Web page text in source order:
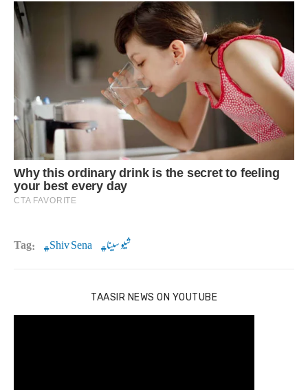
Tag: Shiv Sena شیو سینا
TAASIR NEWS ON YOUTUBE